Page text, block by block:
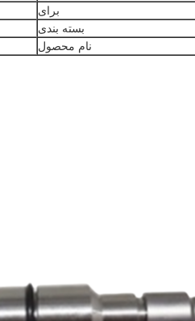
برای
بسته بندی
نام محصول